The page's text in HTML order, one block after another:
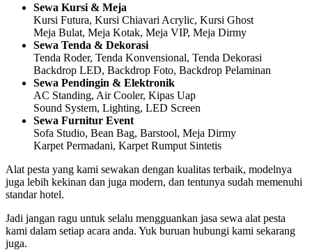
Sewa Kursi & Meja
Kursi Futura, Kursi Chiavari Acrylic, Kursi Ghost
Meja Bulat, Meja Kotak, Meja VIP, Meja Dirmy
Sewa Tenda & Dekorasi
Tenda Roder, Tenda Konvensional, Tenda Dekorasi
Backdrop LED, Backdrop Foto, Backdrop Pelaminan
Sewa Pendingin & Elektronik
AC Standing, Air Cooler, Kipas Uap
Sound System, Lighting, LED Screen
Sewa Furnitur Event
Sofa Studio, Bean Bag, Barstool, Meja Dirmy
Karpet Permadani, Karpet Rumput Sintetis
Alat pesta yang kami sewakan dengan kualitas terbaik, modelnya
juga lebih kekinan dan juga modern, dan tentunya sudah memenuhi
standar hotel.
Jadi jangan ragu untuk selalu mengguankan jasa sewa alat pesta
kami dalam setiap acara anda. Yuk buruan hubungi kami sekarang
juga.